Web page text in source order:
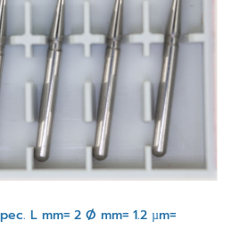
L mm= 2 Ø mm= 1.2 µm=